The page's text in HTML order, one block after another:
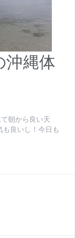
縄体
朝から良い天
良いし！今日も